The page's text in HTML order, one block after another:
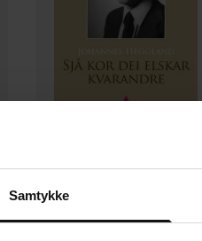
Samtykke
149,-
Sjå kor dei elskar kvarandre
Johannes Heggland